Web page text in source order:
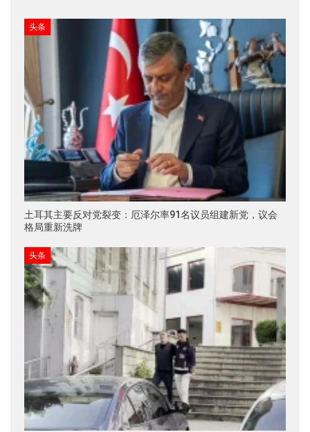
头条
土耳其主要反对党裂变：厄泽尔率91名议员组建新党，议会
格局重新洗牌
头条